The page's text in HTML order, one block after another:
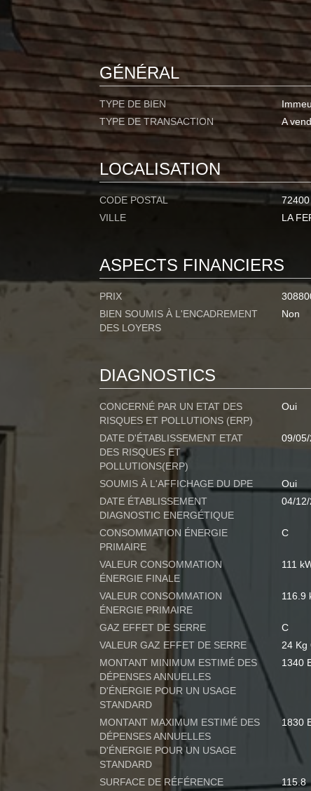
GÉNÉRAL
TYPE DE BIEN
TYPE DE TRANSACTION
A
LOCALISATION
CODE POSTAL
72400
VILLE
LA
ASPECTS FINANCIERS
PRIX
BIEN SOUMIS À L'ENCADREMENT
DES LOYERS
Non
DIAGNOSTICS
CONCERNÉ PAR UN ETAT DES
RISQUES ET POLLUTIONS (ERP)
Oui
DATE D'ÉTABLISSEMENT ETAT
DES RISQUES ET
POLLUTIONS(ERP)
09/
SOUMIS À L'AFFICHAGE DU DPE
Oui
DATE ÉTABLISSEMENT
DIAGNOSTIC ENERGÉTIQUE
04/
CONSOMMATION ÉNERGIE
PRIMAIRE
C
VALEUR CONSOMMATION
ÉNERGIE FINALE
111
VALEUR CONSOMMATION
ÉNERGIE PRIMAIRE
116.9
GAZ EFFET DE SERRE
C
VALEUR GAZ EFFET DE SERRE
24 Kg
MONTANT MINIMUM ESTIMÉ DES
DÉPENSES ANNUELLES
D'ÉNERGIE POUR UN USAGE
STANDARD
1340
MONTANT MAXIMUM ESTIMÉ DES
DÉPENSES ANNUELLES
D'ÉNERGIE POUR UN USAGE
STANDARD
1830
SURFACE DE RÉFÉRENCE 115.8